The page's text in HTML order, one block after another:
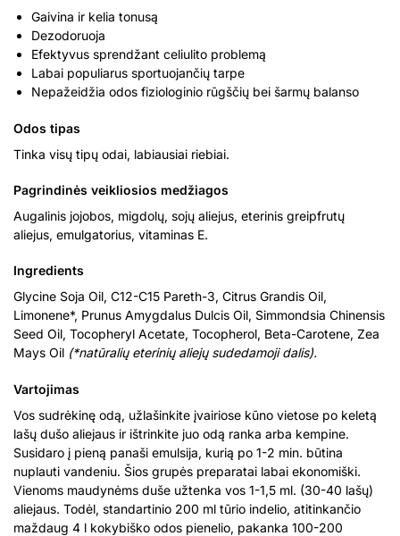
Gaivina ir kelia tonusą
Dezodoruoja
Efektyvus sprendžant celiulito problemą
Labai populiarus sportuojančių tarpe
Nepažeidžia odos fiziologinio rūgščių bei šarmų balanso
Odos tipas
Tinka visų tipų odai, labiausiai riebiai.
Pagrindinės veikliosios medžiagos
Augalinis jojobos, migdolų, sojų aliejus, eterinis greipfrutų
aliejus, emulgatorius, vitaminas E.
Ingredients
Glycine Soja Oil, C12-C15 Pareth-3, Citrus Grandis Oil,
Limonene*, Prunus Amygdalus Dulcis Oil, Simmondsia Chinensis
Seed Oil, Tocopheryl Acetate, Tocopherol, Beta-Carotene, Zea
Mays Oil (*natūralių eterinių aliejų sudedamoji dalis).
Vartojimas
Vos sudrėkinę odą, užlašinkite įvairiose kūno vietose po keletą
lašų dušo aliejaus ir ištrinkite juo odą ranka arba kempine.
Susidaro į pieną panaši emulsija, kurią po 1-2 min. būtina
nuplauti vandeniu. Šios grupės preparatai labai ekonomiški.
Vienoms maudynėms duše užtenka vos 1-1,5 ml. (30-40 lašų)
aliejaus. Todėl, standartinio 200 ml tūrio indelio, atitinkančio
maždaug 4 l kokybiško odos pienelio, pakanka 100-200